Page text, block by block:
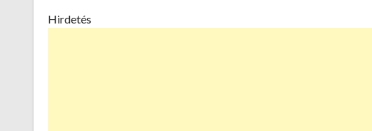
Hirdetés